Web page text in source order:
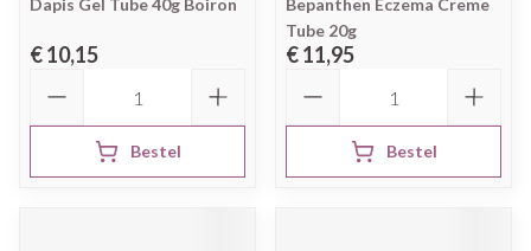
Dapis Gel Tube 40g Boiron
€ 10,15
Bestel
Bepanthen Eczema Creme
Tube 20g
€ 11,95
Bestel